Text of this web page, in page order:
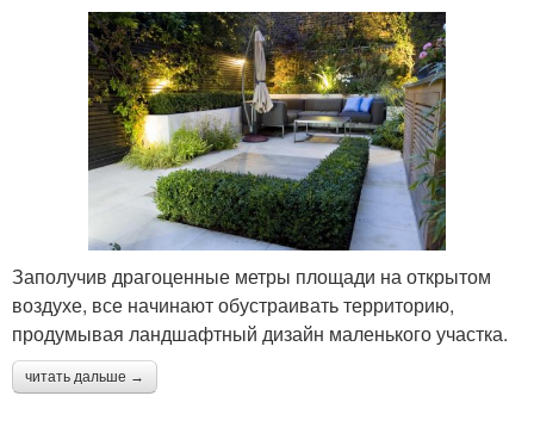
Заполучив драгоценные метры площади на открытом
воздухе, все начинают обустраивать территорию,
продумывая ландшафтный дизайн маленького участка.
читать дальше →